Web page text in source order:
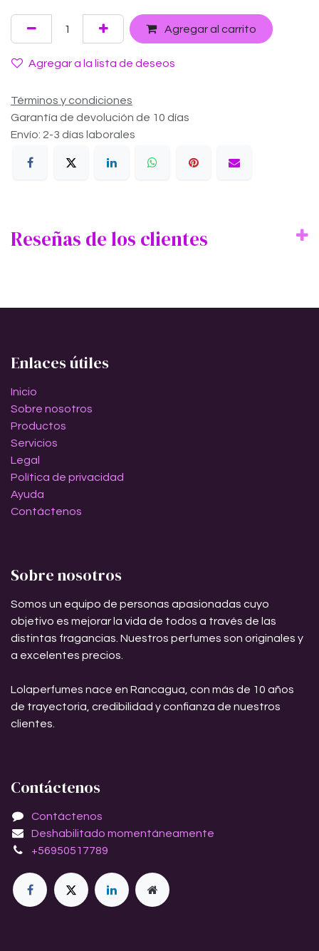
Agregar al carrito
Agregar a la lista de deseos
Términos y condiciones
Garantía de devolución de 10 días
Envío: 2-3 días laborales
Reseñas de los clientes
Enlaces útiles
Inicio
Sobre nosotros
Productos
Servicios
Legal
Política de privacidad
Ayuda
Contáctenos
Sobre nosotros
Somos un equipo de personas apasionadas cuyo
objetivo es mejorar la vida de todos a través de las
distintas fragancias. Nuestros perfumes son originales y
a excelentes precios.
Lolaperfumes nace en Rancagua, con más de 10 años
de trayectoria, credibilidad y confianza de nuestros
clientes.
Contáctenos
Contáctenos
Deshabilitado momentáneamente
+56950517789